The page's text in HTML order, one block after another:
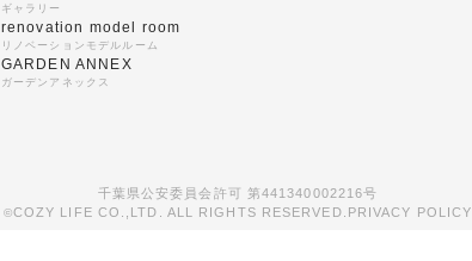
ギャラリー
renovation model room
リノベーションモデルルーム
GARDEN ANNEX
ガーデンアネックス
千葉県公安委員会許可 第441340002216号
©COZY LIFE CO.,LTD. ALL RIGHTS RESERVED. PRIVACY POLICY